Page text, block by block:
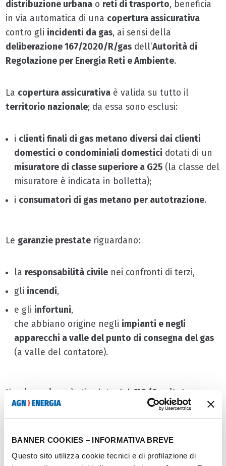
BANNER COOKIES – INFORMATIVA BREVE
Questo sito utilizza cookie tecnici e di profilazione di
distribuzione urbanao reti di trasporto, beneficia
in via automatica di una copertura assicurativa
contro gli incidenti da gas, ai sensi della
deliberazione 167/2020/R/gasdell’Autorità di
Regolazione per Energia Reti e Ambiente.
La copertura assicurativaè valida su tutto il
territorio nazionale; da essa sono esclusi:
i clienti finali di gas metano diversi dai clienti
domestici o condominiali domestici dotati di un
misuratore di classe superiore a G25 (la classe del
misuratore è indicata in bolletta);
i consumatori di gas metano per autotrazione.
Le garanzie prestateriguardano:
la responsabilità civile nei confronti di terzi,
gli incendi,
e gli infortuni,
che abbiano origine negli impianti e negli
apparecchi a valle del punto di consegna del gas
(a valle del contatore).
L’ assicurazione è stipulata dal CIG (Comitato
Italiano Gas)per conto dei clienti finali.
Per ulteriori dettagli in merito allacopertura
assicurativa e allamodulisticada utilizzare per la